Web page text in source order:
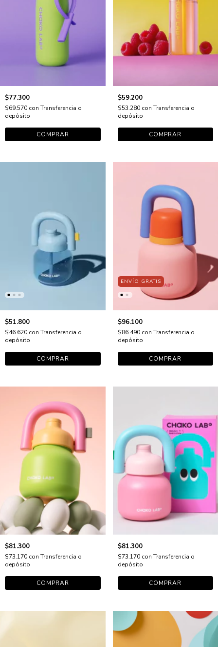
$77.300
$69.570 con Transferencia o
depósito
$59.200
$53.280 con Transferencia o
depósito
$51.800
$46.620 con Transferencia o
depósito
ENVÍO GRATIS
$96.100
$86.490 con Transferencia o
depósito
$81.300
$73.170 con Transferencia o
depósito
$81.300
$73.170 con Transferencia o
depósito